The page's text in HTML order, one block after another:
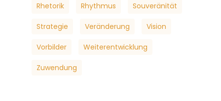
Rhetorik Rhythmus Souveränität
Strategie Veränderung Vision
Vorbilder Weiterentwicklung
Zuwendung